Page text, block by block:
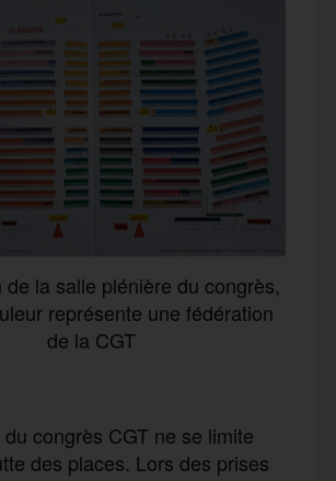
de la salle plénière du congrès,
représente une fédération
de la CGT
du congrès CGT ne se limite
des places. Lors des prises